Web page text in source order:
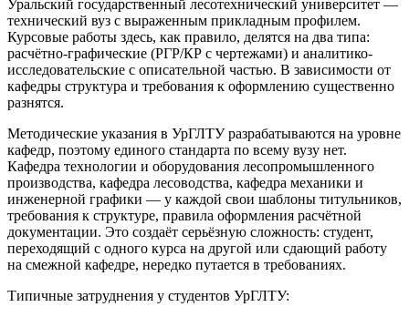
Уральский государственный лесотехнический университет —
технический вуз с выраженным прикладным профилем.
Курсовые работы здесь, как правило, делятся на два типа:
расчётно-графические (РГР/КР с чертежами) и аналитико-
исследовательские с описательной частью. В зависимости от
кафедры структура и требования к оформлению существенно
разнятся.
Методические указания в УрГЛТУ разрабатываются на уровне
кафедр, поэтому единого стандарта по всему вузу нет.
Кафедра технологии и оборудования лесопромышленного
производства, кафедра лесоводства, кафедра механики и
инженерной графики — у каждой свои шаблоны титульников,
требования к структуре, правила оформления расчётной
документации. Это создаёт серьёзную сложность: студент,
переходящий с одного курса на другой или сдающий работу
на смежной кафедре, нередко путается в требованиях.
Типичные затруднения у студентов УрГЛТУ: